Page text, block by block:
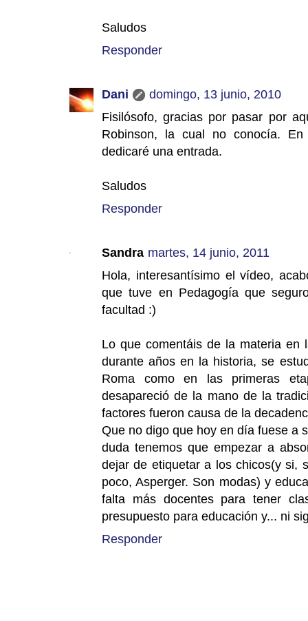
Saludos
Responder
Dani
domingo, 13 junio, 2010
Fisilósofo, gracias por pasar por
Robinson, la cual no conocía.
dedicaré una entrada.
Saludos
Responder
Sandra martes, 14 junio, 2011
Hola, interesantísimo el vídeo,
que tuve en Pedagogía que
facultad :)
Lo que comentáis de la materia
durante años en la historia, se
Roma como en las primeras
desapareció de la mano de la
factores fueron causa de la
Que no digo que hoy en día fuese a
duda tenemos que empezar a
dejar de etiquetar a los chicos(y si,
poco, Asperger. Son modas) y
falta más docentes para tener
presupuesto para educación y... ni
Responder